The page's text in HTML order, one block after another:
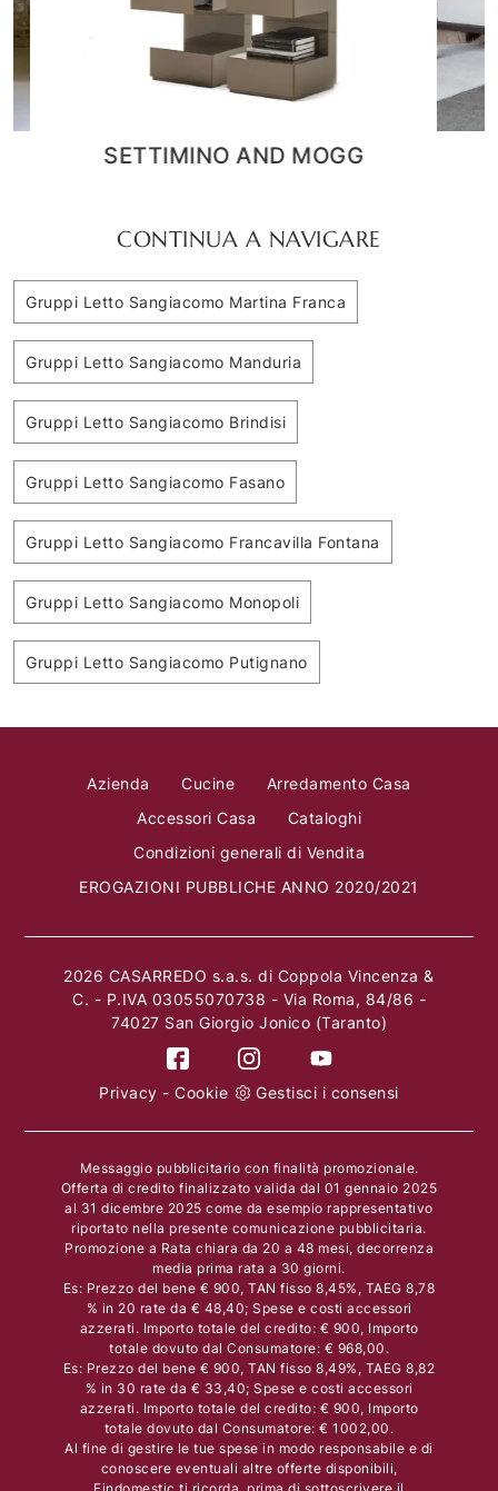
Easy System lucido
CONTINUA A NAVIGARE
Gruppi Letto Sangiacomo Martina Franca
Gruppi Letto Sangiacomo Manduria
Gruppi Letto Sangiacomo Brindisi
Gruppi Letto Sangiacomo Fasano
Gruppi Letto Sangiacomo Francavilla Fontana
Gruppi Letto Sangiacomo Monopoli
Gruppi Letto Sangiacomo Putignano
Azienda Cucine
Arredamento Casa
Accessori Casa
Cataloghi
Condizioni generali di Vendita
EROGAZIONI PUBBLICHE ANNO 2020/2021
2026 CASARREDO s.a.s. di Coppola Vincenza &
C. - P.IVA 03055070738 - Via Roma, 84/86 -
74027 San Giorgio Jonico (Taranto)
Privacy -Cookie Gestisci i consensi
Messaggio pubblicitario con finalità promozionale.
Offerta di credito finalizzato valida dal 01 gennaio 2025
al 31 dicembre 2025 come da esempio rappresentativo
riportato nella presente comunicazione pubblicitaria.
Promozione a Rata chiara da 20 a 48 mesi, decorrenza
media prima rata a 30 giorni.
Es: Prezzo del bene € 900, TAN fisso 8,45%, TAEG 8,78
% in 20 rate da € 48,40; Spese e costi accessori
azzerati. Importo totale del credito: € 900, Importo
totale dovuto dal Consumatore: € 968,00.
Es: Prezzo del bene € 900, TAN fisso 8,49%, TAEG 8,82
% in 30 rate da € 33,40; Spese e costi accessori
azzerati. Importo totale del credito: € 900, Importo
totale dovuto dal Consumatore: € 1002,00.
Al fine di gestire le tue spese in modo responsabile e di
conoscere eventuali altre offerte disponibili,